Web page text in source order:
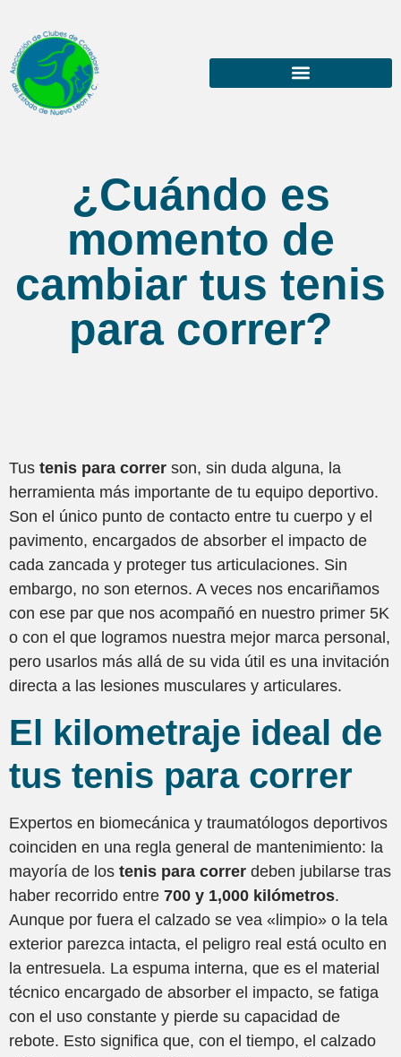
¿Cuándo es
momento de
cambiar tus tenis
para correr?
Tus tenis para correr son, sin duda alguna, la
herramienta más importante de tu equipo deportivo.
Son el único punto de contacto entre tu cuerpo y el
pavimento, encargados de absorber el impacto de
cada zancada y proteger tus articulaciones. Sin
embargo, no son eternos. A veces nos encariñamos
con ese par que nos acompañó en nuestro primer 5K
o con el que logramos nuestra mejor marca personal,
pero usarlos más allá de su vida útil es una invitación
directa a las lesiones musculares y articulares.
El kilometraje ideal de
tus tenis para correr
Expertos en biomecánica y traumatólogos deportivos
coinciden en una regla general de mantenimiento: la
mayoría de los tenis para correr deben jubilarse tras
haber recorrido entre 700 y 1,000 kilómetros.
Aunque por fuera el calzado se vea «limpio» o la tela
exterior parezca intacta, el peligro real está oculto en
la entresuela. La espuma interna, que es el material
técnico encargado de absorber el impacto, se fatiga
con el uso constante y pierde su capacidad de
rebote. Esto significa que, con el tiempo, el calzado